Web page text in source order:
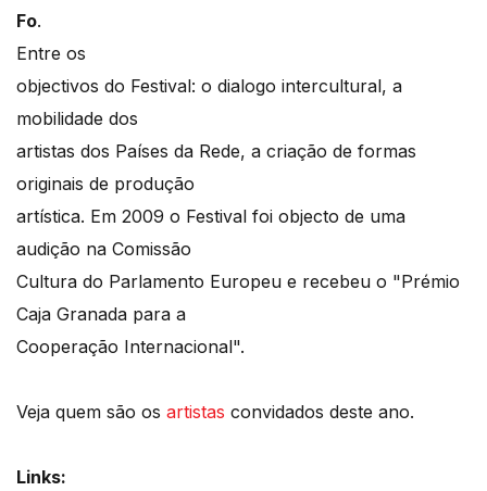
Fo.
Entre os
objectivos do Festival: o dialogo intercultural, a
mobilidade dos
artistas dos Países da Rede, a criação de formas
originais de produção
artística. Em 2009 o Festival foi objecto de uma
audição na Comissão
Cultura do Parlamento Europeu e recebeu o "Prémio
Caja Granada para a
Cooperação Internacional".
Veja quem são os artistas convidados deste ano.
Links: